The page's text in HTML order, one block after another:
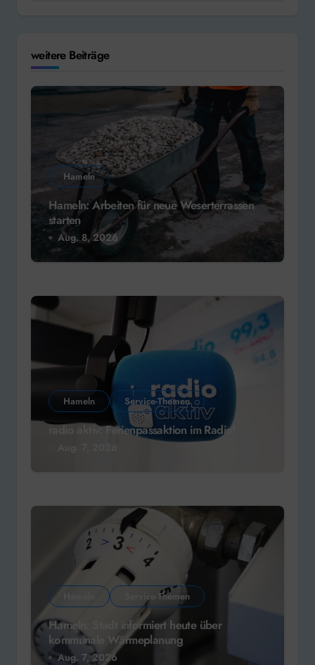
weitere Beiträge
Hameln
Hameln: Arbeiten für neue Weserterrassen
starten
Aug. 8, 2026
Hameln Service-Themen
radio aktiv: Ferienpassaktion im Radio!
Service-Themen
Hameln: Stadt informiert heute über
kommunale Wärmeplanung
Aug. 7, 2026